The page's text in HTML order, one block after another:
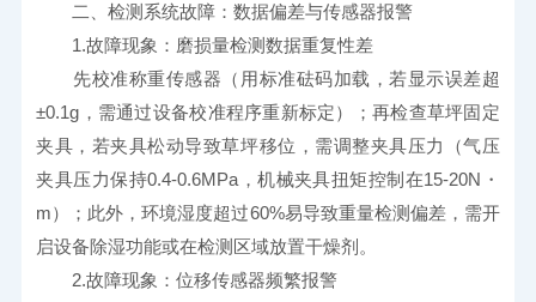
二、检测系统故障：数据偏差与传感器报警
1.故障现象：磨损量检测数据重复性差
先校准称重传感器（用标准砝码加载，若显示误差超
±0.1g，需通过设备校准程序重新标定）；再检查草坪固定
夹具，若夹具松动导致草坪移位，需调整夹具压力（气压
夹具压力保持0.4-0.6MPa，机械夹具扭矩控制在15-20N・
m）；此外，环境湿度超过60%易导致重量检测偏差，需开
启设备除湿功能或在检测区域放置干燥剂。
2.故障现象：位移传感器频繁报警